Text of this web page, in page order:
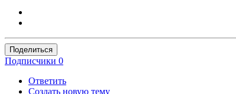
Поделиться
Подписчики 0
Ответить
Создать новую тему